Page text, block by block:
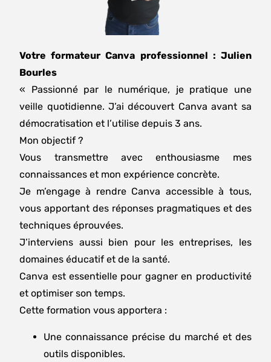
Votre formateur Canva professionnel : Julien
Bourles
« Passionné par le numérique, je pratique une
veille quotidienne. J’ai découvert Canva avant sa
démocratisation et l’utilise depuis 3 ans.
Mon objectif ?
Vous transmettre avec enthousiasme mes
connaissances et mon expérience concrète.
Je m’engage à rendre Canva accessible à tous,
vous apportant des réponses pragmatiques et des
techniques éprouvées.
J’interviens aussi bien pour les entreprises, les
domaines éducatif et de la santé.
Canva est essentielle pour gagner en productivité
et optimiser son temps.
Cette formation vous apportera :
Une connaissance précise du marché et des
outils disponibles.